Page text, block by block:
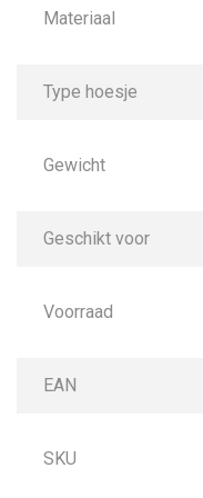
Materiaal
Type hoesje
Gewicht
Geschikt voor
Voorraad
EAN
SKU